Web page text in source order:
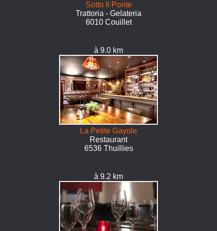
Sotto Il Ponte
Trattoria - Gelateria
6010 Couillet
à 9.0 km
La Petite Gayole
Restaurant
6536 Thuillies
à 9.2 km